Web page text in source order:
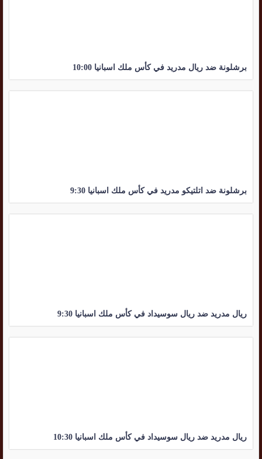
برشلونة ضد ريال مدريد في كأس ملك اسبانيا 10:00
برشلونة ضد اتلتيكو مدريد في كأس ملك اسبانيا 9:30
ريال مدريد ضد ريال سوسيداد في كأس ملك اسبانيا 9:30
ريال مدريد ضد ريال سوسيداد في كأس ملك اسبانيا 10:30